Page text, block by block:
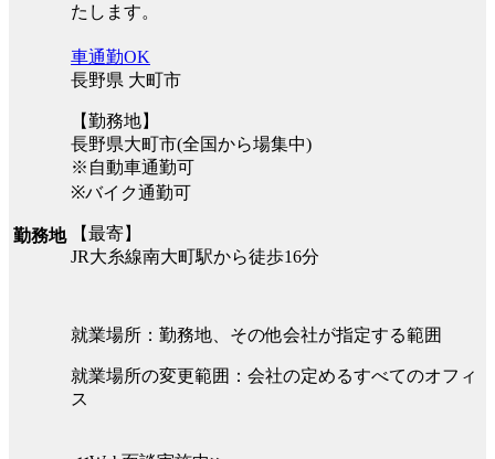
たします。
勤務地
車通勤OK
長野県 大町市
【勤務地】
長野県大町市(全国から場集中)
※自動車通勤可
※バイク通勤可
【最寄】
JR大糸線南大町駅から徒歩16分
就業場所：勤務地、その他会社が指定する範囲
就業場所の変更範囲：会社の定めるすべてのオフィ
ス